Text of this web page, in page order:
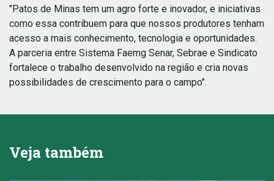
"Patos de Minas tem um agro forte e inovador, e iniciativas
como essa contribuem para que nossos produtores tenham
acesso a mais conhecimento, tecnologia e oportunidades.
A parceria entre Sistema Faemg Senar, Sebrae e Sindicato
fortalece o trabalho desenvolvido na região e cria novas
possibilidades de crescimento para o campo".
Veja também